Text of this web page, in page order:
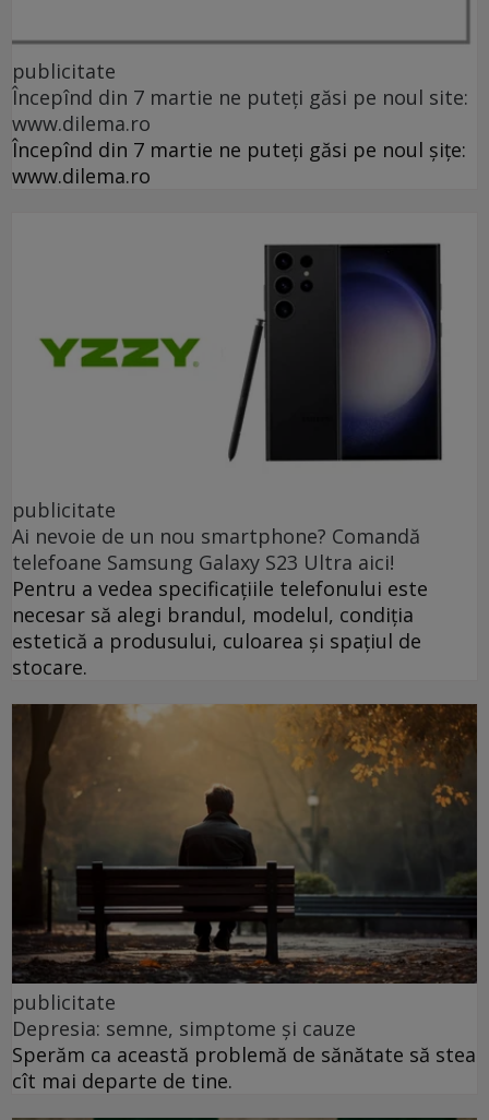
publicitate
Începînd din 7 martie ne puteți găsi pe noul site:
www.dilema.ro
Începînd din 7 martie ne puteți găsi pe noul șițe:
www.dilema.ro
publicitate
Ai nevoie de un nou smartphone? Comandă
telefoane Samsung Galaxy S23 Ultra aici!
Pentru a vedea specificațiile telefonului este
necesar să alegi brandul, modelul, condiția
estetică a produsului, culoarea și spațiul de
stocare.
publicitate
Depresia: semne, simptome și cauze
Sperăm ca această problemă de sănătate să stea
cît mai departe de tine.